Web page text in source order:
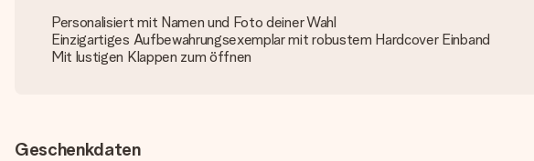
Personalisiert mit Namen und Foto deiner Wahl
Einzigartiges Aufbewahrungsexemplar mit robustem Hardcover Einband
Mit lustigen Klappen zum öffnen
Geschenkdaten